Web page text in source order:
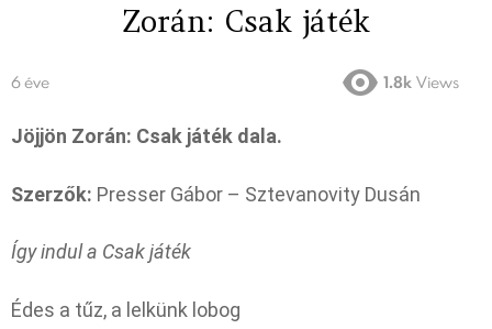
Zorán: Csak játék
6 éve 1.8k Views
Jöjjön Zorán: Csak játék dala.
Szerzők: Presser Gábor – Sztevanovity Dusán
Így indul a Csak játék
Édes a tűz, a lelkünk lobog